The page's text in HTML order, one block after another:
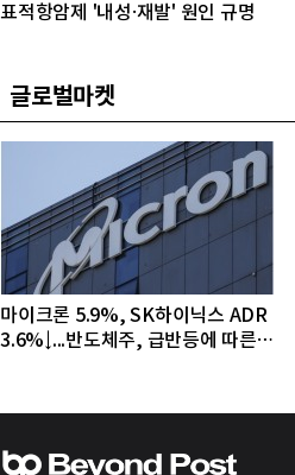
표적항암제 '내성·재발' 원인 규명
글로벌마켓
마이크론 5.9%, SK하이닉스 ADR
3.6%↓...반도체주, 급반등에 따른